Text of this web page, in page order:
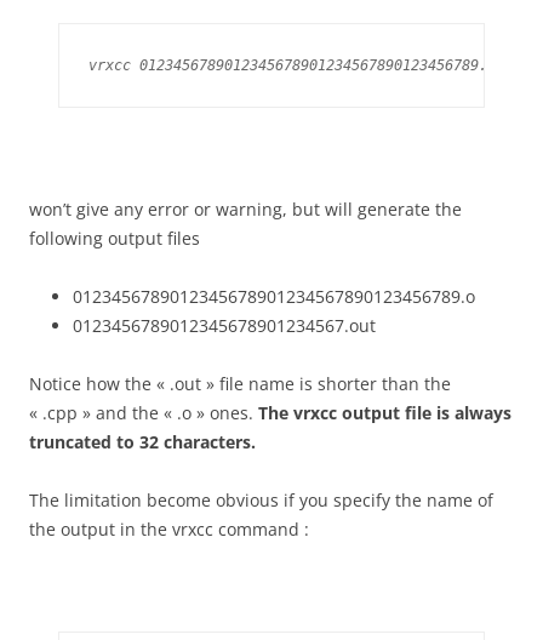
vrxcc 0123456789012345678901234567890123456789.cpp
won’t give any error or warning, but will generate the
following output files
0123456789012345678901234567890123456789.o
0123456789012345678901234567.out
Notice how the « .out » file name is shorter than the
« .cpp » and the « .o » ones. The vrxcc output file is always
truncated to 32 characters.
The limitation become obvious if you specify the name of
the output in the vrxcc command :